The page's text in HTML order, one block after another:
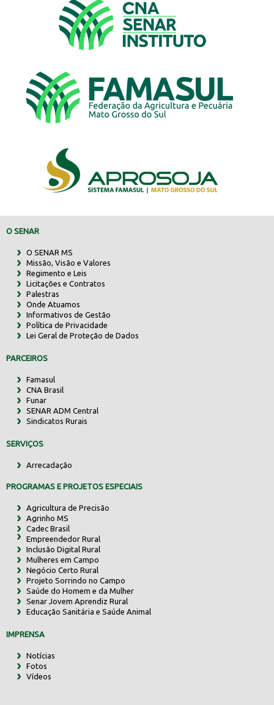
O SENAR
O SENAR MS
Missão, Visão e Valores
Regimento e Leis
Licitações e Contratos
Palestras
Onde Atuamos
Informativos de Gestão
Política de Privacidade
Lei Geral de Proteção de Dados
PARCEIROS
Famasul
CNA Brasil
Funar
SENAR ADM Central
Sindicatos Rurais
SERVIÇOS
Arrecadação
PROGRAMAS E PROJETOS ESPECIAIS
Agricultura de Precisão
Agrinho MS
Cadec Brasil
Empreendedor Rural
Inclusão Digital Rural
Mulheres em Campo
Negócio Certo Rural
Projeto Sorrindo no Campo
Saúde do Homem e da Mulher
Senar Jovem Aprendiz Rural
Educação Sanitária e Saúde Animal
IMPRENSA
Notícias
Fotos
Vídeos